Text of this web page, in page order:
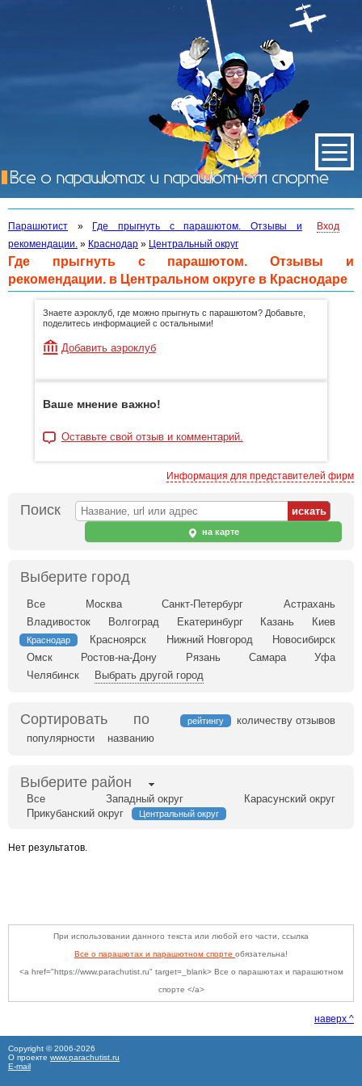
Парашютист »
Где прыгнуть с парашютом. Отзывы и
рекомендации. » Краснодар » Центральный округ
Вход
Где прыгнуть с парашютом. Отзывы и
рекомендации. в Центральном округе в Краснодаре
Знаете аэроклуб, где можно прыгнуть с парашютом? Добавьте,
поделитесь информацией с остальными!
Добавить аэроклуб
Ваше мнение важно!
Оставьте свой отзыв и комментарий.
Информация для представителей фирм
Поиск
на карте
Выберите город
Все Москва Санкт-Петербург
Астрахань
Владивосток
Волгоград Екатеринбург Казань Киев
Краснодар Красноярск Нижний Новгород
Новосибирск
Омск
Ростов-на-Дону Рязань Самара
Уфа
Челябинск
Выбрать другой город
Сортировать по рейтингу
количеству отзывов
популярности
названию
Выберите район
Все Западный округ
Карасунский округ
Прикубанский округ
Центральный округ
Нет результатов.
При использовании данного текста или любой его части, ссылка
Все о парашютах и парашютном спорте обязательна!
<a href="https://www.parachutist.ru" target=_blank> Все о парашютах и парашютном
спорте </a>
наверх ^
Copyright © 2006-2026
О проекте www.parachutist.ru
E-mail